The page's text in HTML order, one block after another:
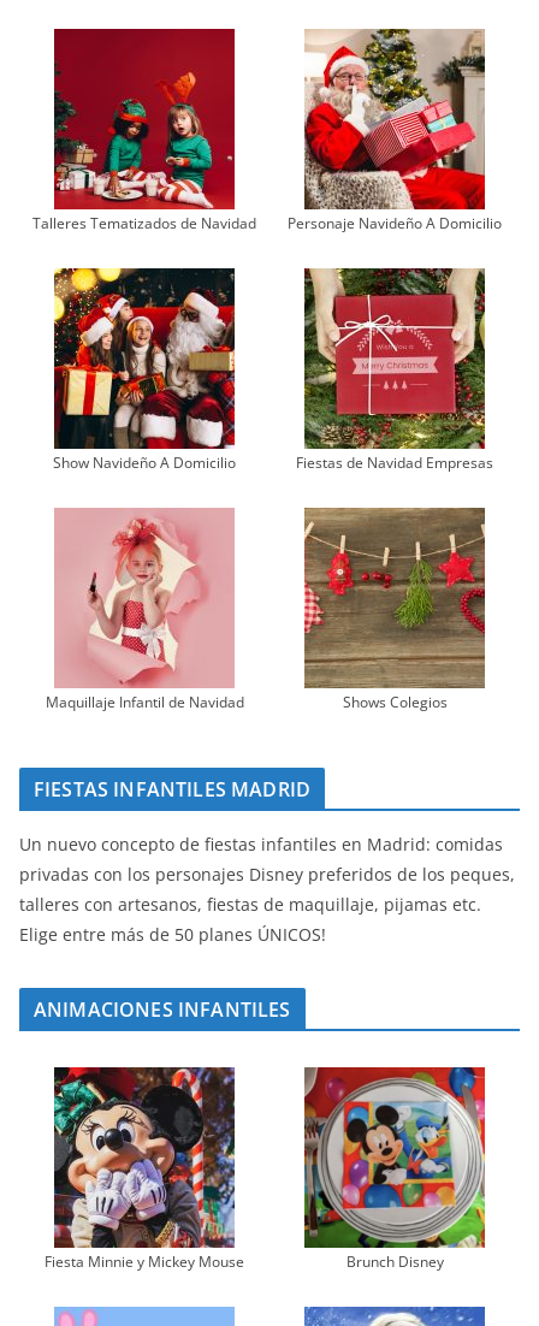
Talleres Tematizados de Navidad Personaje Navideño A Domicilio
Show Navideño A Domicilio Fiestas de Navidad Empresas
Maquillaje Infantil de Navidad Shows Colegios
FIESTAS INFANTILES MADRID
Un nuevo concepto de fiestas infantiles en Madrid: comidas
privadas con los personajes Disney preferidos de los peques,
talleres con artesanos, fiestas de maquillaje, pijamas etc.
Elige entre más de 50 planes ÚNICOS!
ANIMACIONES INFANTILES
Fiesta Minnie y Mickey Mouse Brunch Disney